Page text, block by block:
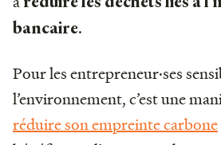
bancaire.
Pour les entrepreneur·ses
l’environnement, c’est une
réduire son empreinte carbone